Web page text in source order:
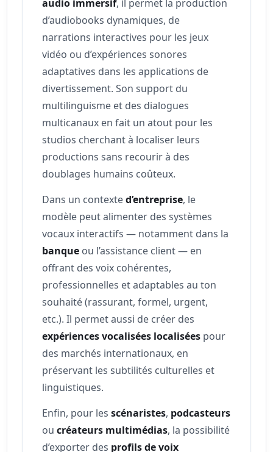
audio immersif, il permet la production
d’audiobooks dynamiques, de
narrations interactives pour les jeux
vidéo ou d’expériences sonores
adaptatives dans les applications de
divertissement. Son support du
multilinguisme et des dialogues
multicanaux en fait un atout pour les
studios cherchant à localiser leurs
productions sans recourir à des
doublages humains coûteux.
Dans un contexted’entreprise, le
modèle peut alimenter des systèmes
vocaux interactifs — notamment dans la
banque ou l’assistance client — en
offrant des voix cohérentes,
professionnelles et adaptables au ton
souhaité (rassurant, formel, urgent,
etc.). Il permet aussi de créer des
expériences vocalisées localisées pour
des marchés internationaux, en
préservant les subtilités culturelles et
linguistiques.
Enfin, pour lesscénaristes, podcasteurs
oucréateurs multimédias, la possibilité
d’exporter des profils de voix